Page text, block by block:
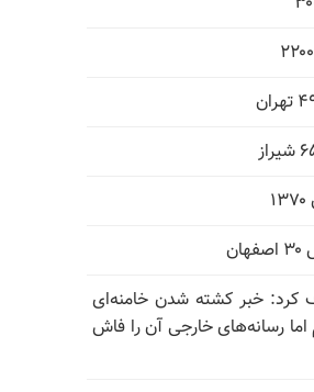
کرد: خبر کشته شدن خامنه‌ای
اما رسانه‌های خارجی آن را فاش